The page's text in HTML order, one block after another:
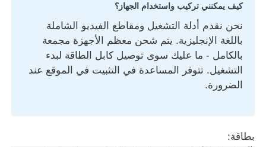
كيف يمكنني تركيب واستخدام الجهاز؟
نحن نقدم أدلة التشغيل ومقاطع الفيديو الشاملة
باللغة الإنجليزية. يتم شحن معظم الأجهزة مجمعة
بالكامل - ما عليك سوى توصيل كابل الطاقة لبدء
التشغيل. تتوفر المساعدة في التثبيت في الموقع عند
الضرورة.
بطاقة: